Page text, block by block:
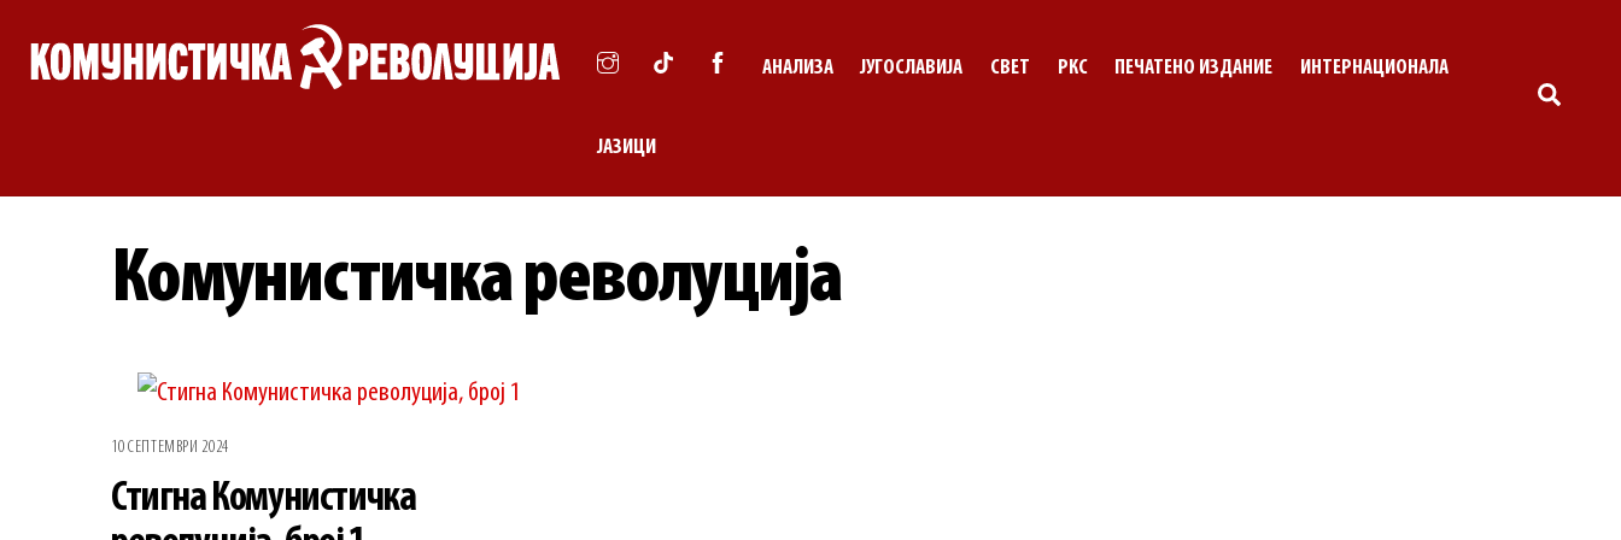
АНАЛИЗА ЈУГОСЛАВИЈА СВЕТ РКС ПЕЧАТЕНО ИЗДАНИЕ ИНТЕРНАЦИОНАЛА
ЈАЗИЦИ
Комунистичка револуција
10 СЕПТЕМВРИ 2024
Стигна Комунистичка